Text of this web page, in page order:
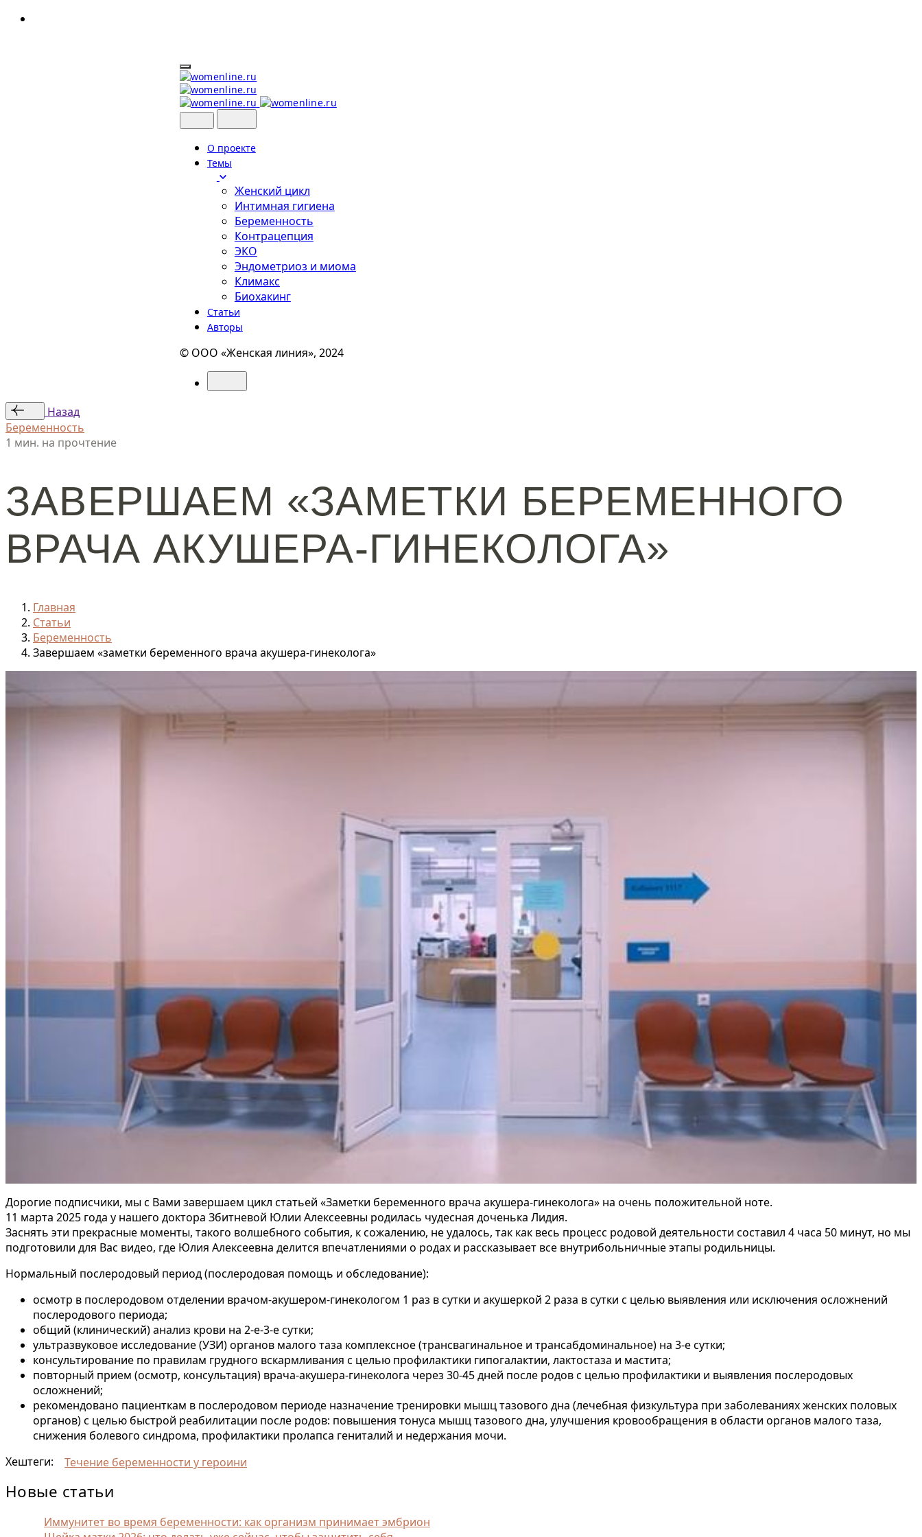
О проекте
Темы
Женский цикл
Интимная гигиена
Беременность
Контрацепция
ЭКО
Эндометриоз и миома
Климакс
Биохакинг
Статьи
Авторы
© ООО «Женская линия», 2024
Назад
Беременность
1 мин. на прочтение
ЗАВЕРШАЕМ «ЗАМЕТКИ БЕРЕМЕННОГО
ВРАЧА АКУШЕРА-ГИНЕКОЛОГА»
Главная
Статьи
Беременность
Завершаем «заметки беременного врача акушера-гинеколога»
Дорогие подписчики, мы с Вами завершаем цикл статьей «Заметки беременного врача акушера-гинеколога» на очень положительной ноте.
11 марта 2025 года у нашего доктора Збитневой Юлии Алексеевны родилась чудесная доченька Лидия.
Заснять эти прекрасные моменты, такого волшебного события, к сожалению, не удалось, так как весь процесс родовой деятельности составил 4 часа 50 минут, но мы
подготовили для Вас видео, где Юлия Алексеевна делится впечатлениями о родах и рассказывает все внутрибольничные этапы родильницы.
Нормальный послеродовый период (послеродовая помощь и обследование):
осмотр в послеродовом отделении врачом-акушером-гинекологом 1 раз в сутки и акушеркой 2 раза в сутки с целью выявления или исключения осложнений
послеродового периода;
общий (клинический) анализ крови на 2-е-3-е сутки;
ультразвуковое исследование (УЗИ) органов малого таза комплексное (трансвагинальное и трансабдоминальное) на 3-е сутки;
консультирование по правилам грудного вскармливания с целью профилактики гипогалактии, лактостаза и мастита;
повторный прием (осмотр, консультация) врача-акушера-гинеколога через 30-45 дней после родов с целью профилактики и выявления послеродовых
осложнений;
рекомендовано пациенткам в послеродовом периоде назначение тренировки мышц тазового дна (лечебная физкультура при заболеваниях женских половых
органов) с целью быстрой реабилитации после родов: повышения тонуса мышц тазового дна, улучшения кровообращения в области органов малого таза,
снижения болевого синдрома, профилактики пролапса гениталий и недержания мочи.
Хештеги:
Течение беременности у героини
Новые статьи
Иммунитет во время беременности: как организм принимает эмбрион